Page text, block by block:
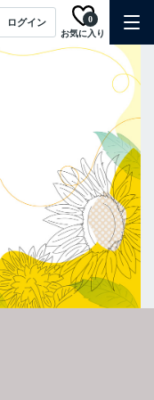
ログイン
お気に入り
0